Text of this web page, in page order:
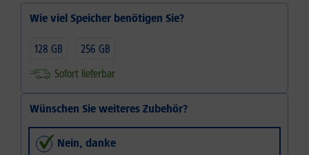
Wie viel Speicher benötigen Sie?
128 GB
256 GB
Sofort lieferbar
Wünschen Sie weiteres Zubehör?
Nein, danke